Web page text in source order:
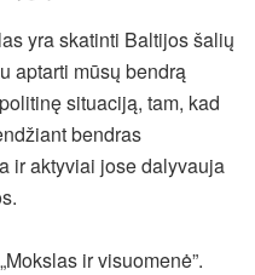
yra skatinti Baltijos šalių
aptarti mūsų bendrą
situaciją, tam, kad
bendras
ir aktyviai jose dalyvauja
ir visuomenė”.